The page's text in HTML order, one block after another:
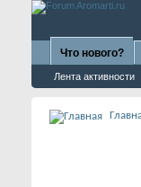
Что нового?
Лента активности